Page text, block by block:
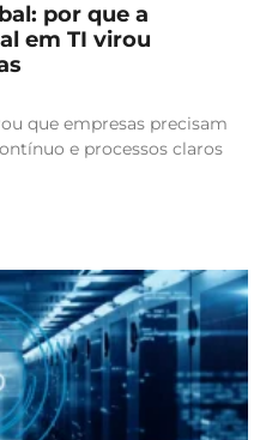
por que a
em TI virou
que empresas precisam
e processos claros